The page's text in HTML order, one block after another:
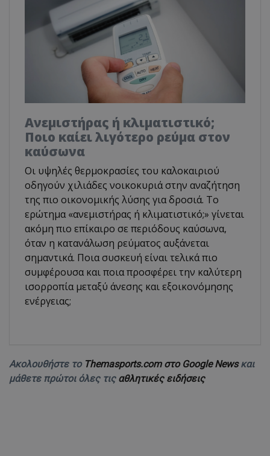
Ανεμιστήρας ή κλιματιστικό;
Ποιο καίει λιγότερο ρεύμα στον
καύσωνα
Οι υψηλές θερμοκρασίες του καλοκαιριού
οδηγούν χιλιάδες νοικοκυριά στην αναζήτηση
της πιο οικονομικής λύσης για δροσιά. Το
ερώτημα «ανεμιστήρας ή κλιματιστικό;» γίνεται
ακόμη πιο επίκαιρο σε περιόδους καύσωνα,
όταν η κατανάλωση ρεύματος αυξάνεται
σημαντικά. Ποια συσκευή είναι τελικά πιο
συμφέρουσα και ποια προσφέρει την καλύτερη
ισορροπία μεταξύ άνεσης και εξοικονόμησης
ενέργειας;
Ακολουθήστε το Themasports.com στο Google Newsκαι
μάθετε πρώτοι όλες τις αθλητικές ειδήσεις